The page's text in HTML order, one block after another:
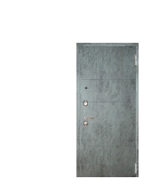
товар
имеет
несколько
вариаций.
Опции
можно
выбрать